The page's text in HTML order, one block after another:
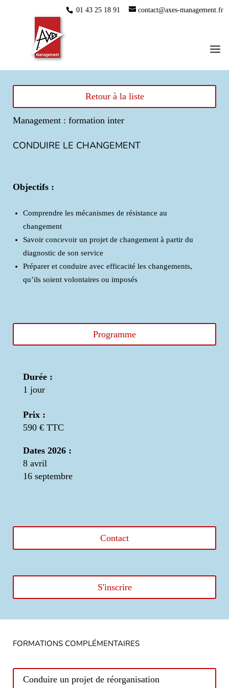
01 43 25 18 91 contact@axes-management.fr
Retour à la liste
Management : formation inter
CONDUIRE LE CHANGEMENT
Objectifs :
Comprendre les mécanismes de résistance au
changement
Savoir concevoir un projet de changement à partir du
diagnostic de son service
Préparer et conduire avec efficacité les changements,
qu’ils soient volontaires ou imposés
Programme
Durée :
1 jour
Prix :
590 € TTC
Dates 2026 :
8 avril
16 septembre
Contact
S'inscrire
FORMATIONS COMPLÉMENTAIRES
Conduire un projet de réorganisation